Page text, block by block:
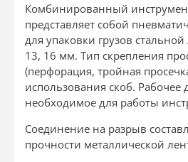
Комбинированный
представляет собой
для упаковки грузов
13, 16 мм. Тип скрепления
(перфорация, тройная
использования скоб. Рабочее
необходимое для работы
Соединение на разрыв
прочности металлической